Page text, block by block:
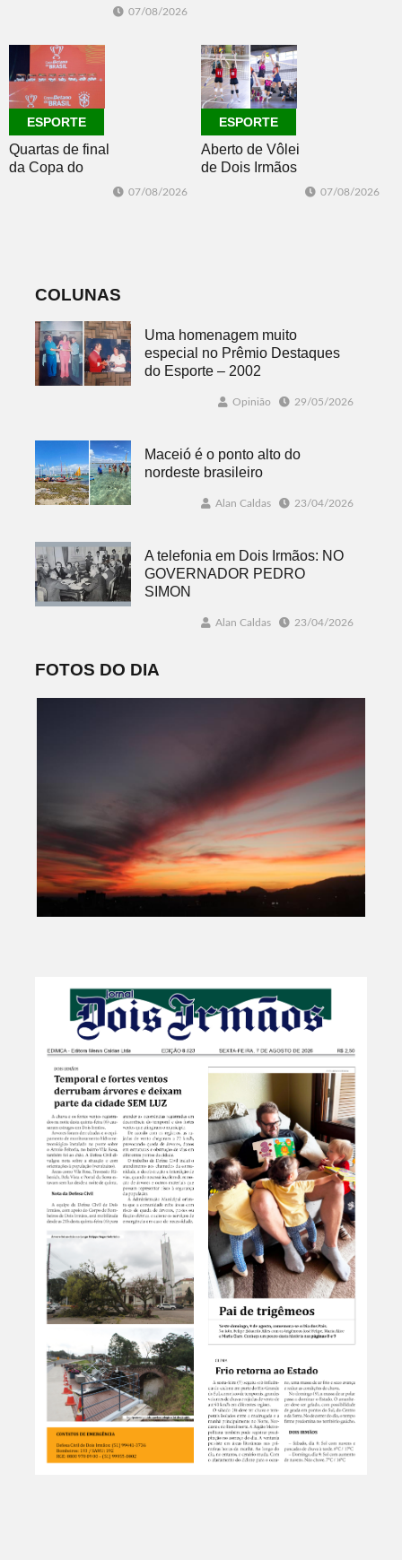
Master 65+
07/08/2026
ESPORTE
Quartas de final
da Copa do
Brasil 2026: veja
07/08/2026
ESPORTE
Aberto de Vôlei
de Dois Irmãos
07/08/2026
COLUNAS
Uma homenagem muito
especial no Prêmio Destaques
do Esporte – 2002
Opinião 29/05/2026
Maceió é o ponto alto do
nordeste brasileiro
Alan Caldas 23/04/2026
A telefonia em Dois Irmãos: NO
GOVERNADOR PEDRO
SIMON
Alan Caldas 23/04/2026
FOTOS DO DIA